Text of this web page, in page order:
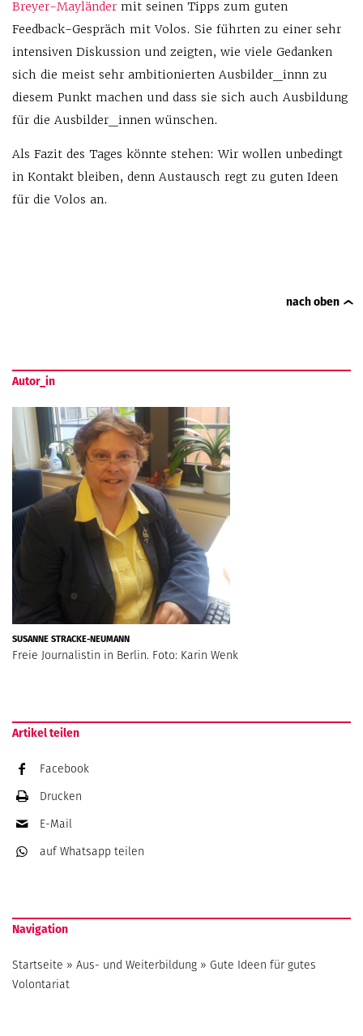
Breyer-Mayländer mit seinen Tipps zum guten
Feedback-Gespräch mit Volos. Sie führten zu einer sehr
intensiven Diskussion und zeigten, wie viele Gedanken
sich die meist sehr ambitionierten Ausbilder_innn zu
diesem Punkt machen und dass sie sich auch Ausbildung
für die Ausbilder_innen wünschen.
Als Fazit des Tages könnte stehen: Wir wollen unbedingt
in Kontakt bleiben, denn Austausch regt zu guten Ideen
für die Volos an.
nach oben
Autor_in
SUSANNE STRACKE-NEUMANN
Freie Journalistin in Berlin. Foto: Karin Wenk
Artikel teilen
Facebook
Drucken
E-Mail
auf Whatsapp teilen
Navigation
Startseite » Aus- und Weiterbildung » Gute Ideen für gutes
Volontariat